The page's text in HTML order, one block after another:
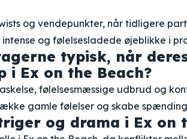
og vendepunkter, når tidligere
og følelsesladede øjeblikke i
typisk, når
Ex on the Beach?
følelsesmæssige udbrud og
gamle følelser og skabe
og drama i Ex on